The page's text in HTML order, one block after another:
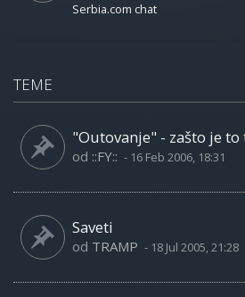
Serbia.com chat
TEME
"Outovanje" - zašto je
od ::FY:: - 16 Feb 2006, 18:31
Saveti
od TRAMP - 18 Jul 2005, 21:28